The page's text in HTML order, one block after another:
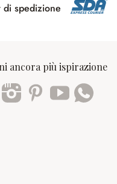
di spedizione
ancora più ispirazione